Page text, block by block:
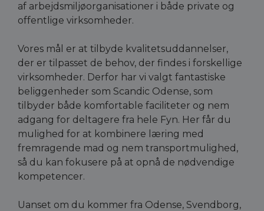
af arbejdsmiljøorganisationer i både private og
offentlige virksomheder.
Vores mål er at tilbyde kvalitetsuddannelser,
der er tilpasset de behov, der findes i forskellige
virksomheder. Derfor har vi valgt fantastiske
beliggenheder som Scandic Odense, som
tilbyder både komfortable faciliteter og nem
adgang for deltagere fra hele Fyn. Her får du
mulighed for at kombinere læring med
fremragende mad og nem transportmulighed,
så du kan fokusere på at opnå de nødvendige
kompetencer.
Uanset om du kommer fra Odense, Svendborg,